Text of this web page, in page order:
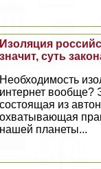
Изоляция
значит, суть
Необходимость
интернет вообще?
состоящая из
охватывающая
нашей планеты...